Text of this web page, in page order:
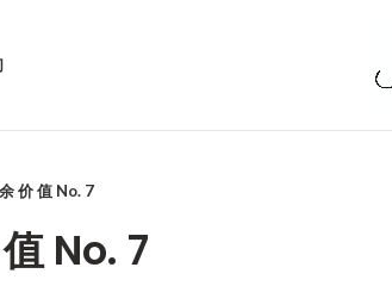
价 值 No. 7
No. 7